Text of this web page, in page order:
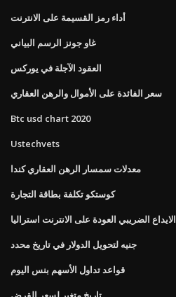
أداء رمز القسيمة على الانترنت
غاو جونز الرسم البياني
العقود الآجلة في يوركس
سعر الفائدة على الأموال والرهن العقاري
Btc usd chart 2020
Ustechvets
معدلات سمسار الرهن العقاري كندا
كوستكو تكلفة بطاقة التجارة
الايداع الضريبي العودة على الانترنت استراليا
جنيه لتحويل الدولار في تاريخ محدد
قواعد تداول الأسهم بنس اليوم